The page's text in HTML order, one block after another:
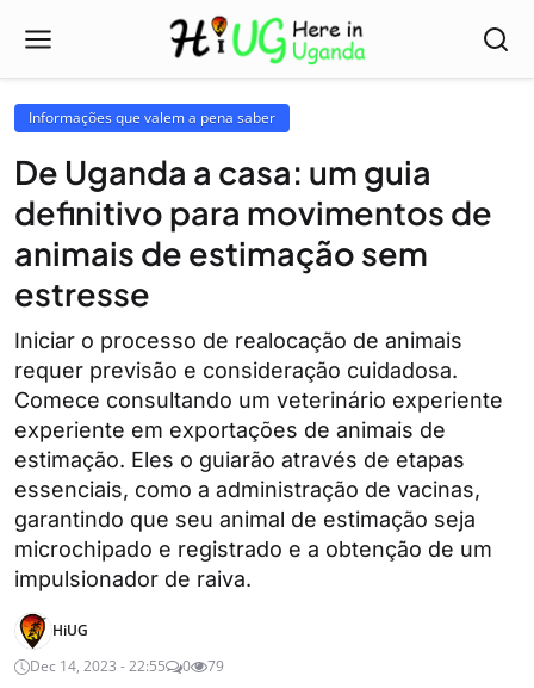
Informações que valem a pena saber
De Uganda a casa: um guia
definitivo para movimentos de
animais de estimação sem
estresse
Iniciar o processo de realocação de animais
requer previsão e consideração cuidadosa.
Comece consultando um veterinário experiente
experiente em exportações de animais de
estimação. Eles o guiarão através de etapas
essenciais, como a administração de vacinas,
garantindo que seu animal de estimação seja
microchipado e registrado e a obtenção de um
impulsionador de raiva.
HiUG
Dec 14, 2023 - 22:55
0 79